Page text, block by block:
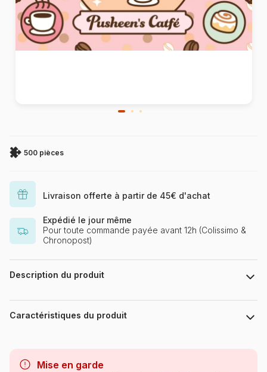
500 pièces
Livraison offerte à partir de 45€ d'achat
Expédié le jour même
Pour toute commande payée avant 12h (Colissimo &
Chronopost)
Description du produit
Fluid World
Caractéristiques du produit
Mise en garde